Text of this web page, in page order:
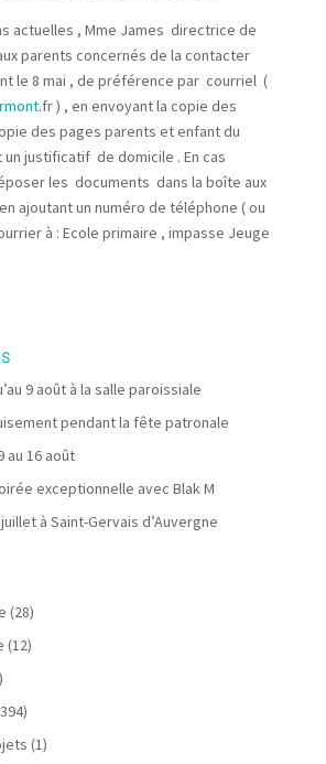
actuelles , Mme James directrice de
parents concernés de la contacter
le 8 mai , de préférence par courriel (
.fr ) , en envoyant la copie des
des pages parents et enfant du
justificatif de domicile . En cas
les documents dans la boîte aux
ajoutant un numéro de téléphone ( ou
à : Ecole primaire , impasse Jeuge
9 août à la salle paroissiale
pendant la fête patronale
au 16 août
exceptionnelle avec Blak M
à Saint-Gervais d’Auvergne
(28)
(12)
(1)